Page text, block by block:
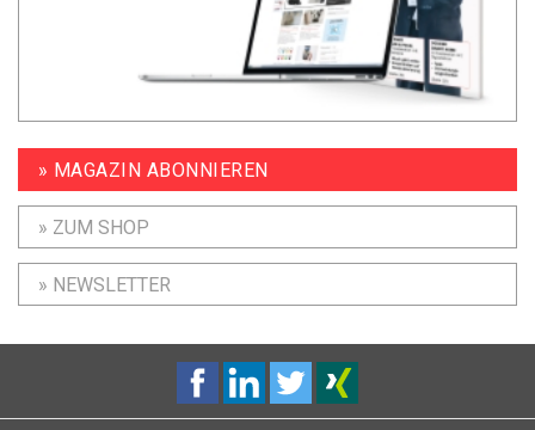
» MAGAZIN ABONNIEREN
» ZUM SHOP
» NEWSLETTER